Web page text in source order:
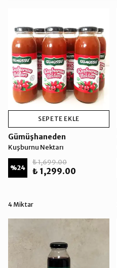
SEPETE EKLE
Gümüşhaneden
Kuşburnu Nektarı
%24
₺ 1,699.00
₺ 1,299.00
4 Miktar